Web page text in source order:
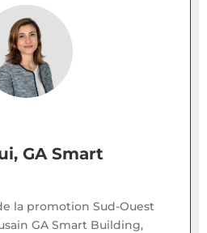
GA Smart
la promotion Sud-Ouest
GA Smart Building,